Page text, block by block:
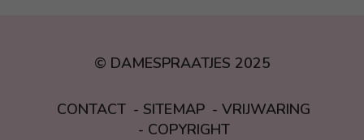
© DAMESPRAATJES 2025
CONTACT SITEMAP
VRIJWARING
COPYRIGHT